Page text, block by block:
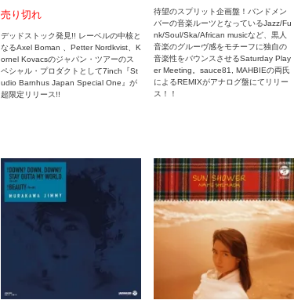
売り切れ
デッドストック発見!! レーベルの中核と
なるAxel Boman 、Petter Nordkvist、K
ornel Kovacsのジャパン・ツアーのス
ペシャル・プロダクトとして7inch『St
udio Barnhus Japan Special One』が
超限定リリース!!
待望のスプリット企画盤！バンドメン
バーの音楽ルーツとなっているJazz/Fu
nk/Soul/Ska/African musicなど、黒人
音楽のグルーヴ感をモチーフに独自の
音楽性をバウンスさせるSaturday Play
er Meeting。sauce81, MAHBIEの両氏
によるREMIXがアナログ盤にてリリー
ス！！